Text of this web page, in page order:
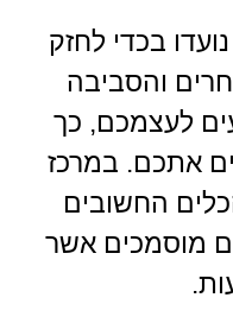
נועדו בכדי לחזק
והסביבה
לעצמכם, כך
אתכם. במרכז
החשובים
מוסמכים אשר